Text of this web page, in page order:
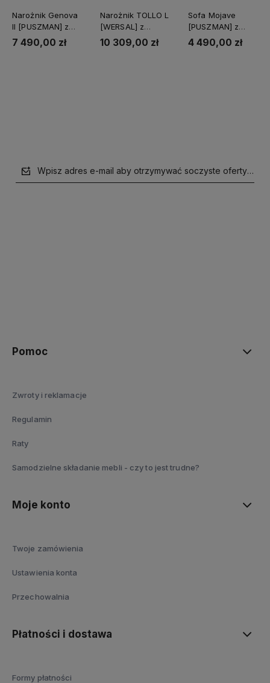
Narożnik Genova
II [PUSZMAN] z
funkcją spania
7 490,00 zł
Narożnik TOLLO L
[WERSAL] z
funkcją relaks i
elektrycznym
10 309,00 zł
Sofa Mojave
[PUSZMAN] z
funkcją spania i
pojemnikiem
4 490,00 zł
Wpisz adres e-mail aby otrzymywać soczyste oferty i
Pomoc
Zwroty i reklamacje
Regulamin
Raty
Samodzielne składanie mebli - czy to jest trudne?
Moje konto
Twoje zamówienia
Ustawienia konta
Przechowalnia
Płatności i dostawa
Formy płatności